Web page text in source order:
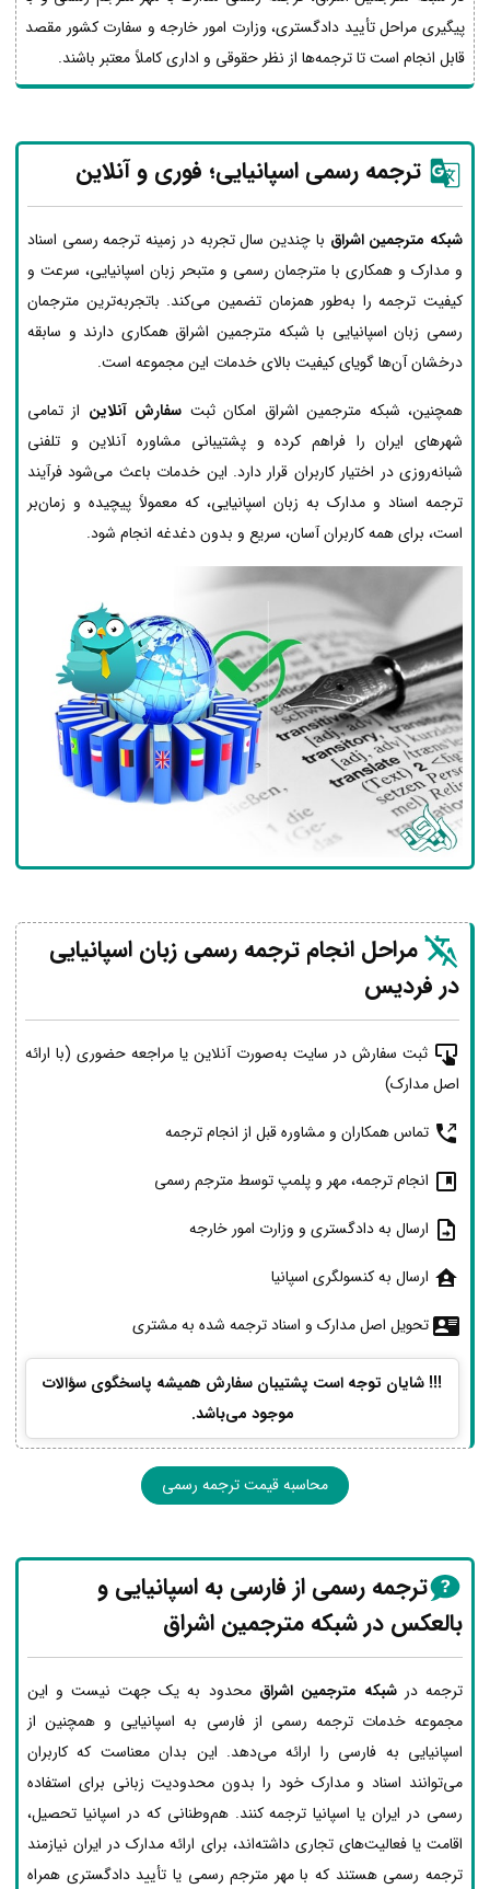
پیگیری مراحل تأیید دادگستری، وزارت امور خارجه و سفارت کشور مقصد
قابل انجام است تا ترجمه‌ها از نظر حقوقی و اداری کاملاً معتبر باشند.
ترجمه رسمی اسپانیایی؛ فوری و آنلاین
شبکه مترجمین اشراق با چندین سال تجربه در زمینه ترجمه رسمی اسناد
و مدارک و همکاری با مترجمان رسمی و متبحر زبان اسپانیایی، سرعت و
کیفیت ترجمه را به‌طور همزمان تضمین می‌کند. باتجربه‌ترین مترجمان
رسمی زبان اسپانیایی با شبکه مترجمین اشراق همکاری دارند و سابقه
درخشان آن‌ها گویای کیفیت بالای خدمات این مجموعه است.
همچنین، شبکه مترجمین اشراق امکان ثبت سفارش آنلاین از تمامی
شهرهای ایران را فراهم کرده و پشتیبانی مشاوره آنلاین و تلفنی
شبانه‌روزی در اختیار کاربران قرار دارد. این خدمات باعث می‌شود فرآیند
ترجمه اسناد و مدارک به زبان اسپانیایی، که معمولاً پیچیده و زمان‌بر
است، برای همه کاربران آسان، سریع و بدون دغدغه انجام شود.
مراحل انجام ترجمه رسمی زبان اسپانیایی
در فردیس
ثبت سفارش در سایت به‌صورت آنلاین یا مراجعه حضوری (با ارائه
اصل مدارک)
تماس همکاران و مشاوره قبل از انجام ترجمه
انجام ترجمه، مهر و پلمپ توسط مترجم رسمی
ارسال به دادگستری و وزارت امور خارجه
ارسال به کنسولگری اسپانیا
تحویل اصل مدارک و اسناد ترجمه شده به مشتری
!!! شایان توجه است پشتیبان سفارش همیشه پاسخگوی سؤالات
موجود می‌باشد.
محاسبه قیمت ترجمه رسمی
ترجمه رسمی از فارسی به اسپانیایی و
بالعکس در شبکه مترجمین اشراق
ترجمه درشبکه مترجمین اشراق محدود به یک جهت نیست و این
مجموعه خدمات ترجمه رسمی از فارسی به اسپانیایی و همچنین از
اسپانیایی به فارسی را ارائه می‌دهد. این بدان معناست که کاربران
می‌توانند اسناد و مدارک خود را بدون محدودیت زبانی برای استفاده
رسمی در ایران یا اسپانیا ترجمه کنند. هم‌وطنانی که در اسپانیا تحصیل،
اقامت یا فعالیت‌های تجاری داشته‌اند، برای ارائه مدارک در ایران نیازمند
ترجمه رسمی هستند که با مهر مترجم رسمی یا تأیید دادگستری همراه